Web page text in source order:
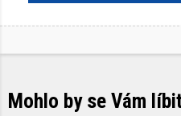
Mohlo by se Vám líbit